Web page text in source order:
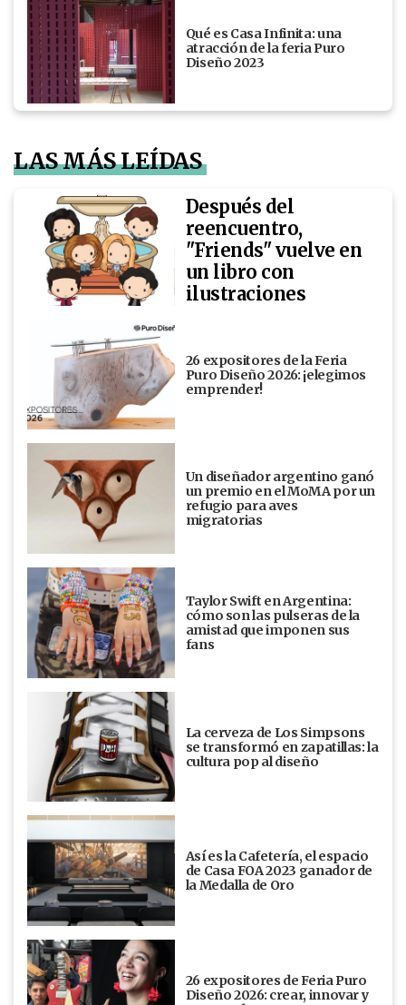
Qué es Casa Infinita: una
atracción de la feria Puro
Diseño 2023
LAS MÁS LEÍDAS
Después del
reencuentro,
"Friends" vuelve en
un libro con
ilustraciones
26 expositores de la Feria
Puro Diseño 2026: ¡elegimos
emprender!
Un diseñador argentino ganó
un premio en el MoMA por un
refugio para aves
migratorias
Taylor Swift en Argentina:
cómo son las pulseras de la
amistad que imponen sus
fans
La cerveza de Los Simpsons
se transformó en zapatillas: la
cultura pop al diseño
Así es la Cafetería, el espacio
de Casa FOA 2023 ganador de
la Medalla de Oro
26 expositores de Feria Puro
Diseño 2026: crear, innovar y